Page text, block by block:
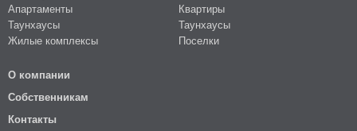
Апартаменты
Таунхаусы
Жилые комплексы
Квартиры
Таунхаусы
Поселки
О компании
Собственникам
Контакты